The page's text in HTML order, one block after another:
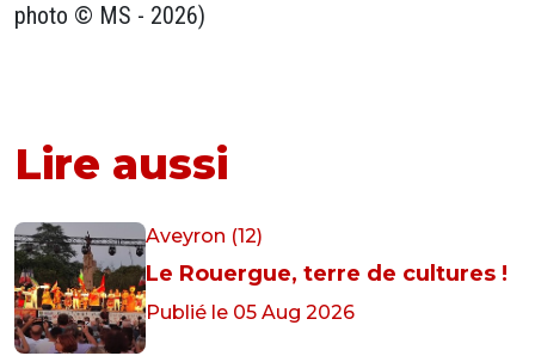
photo © MS - 2026)
Lire aussi
Aveyron (12)
Le Rouergue, terre de cultures !
Publié le 05 Aug 2026